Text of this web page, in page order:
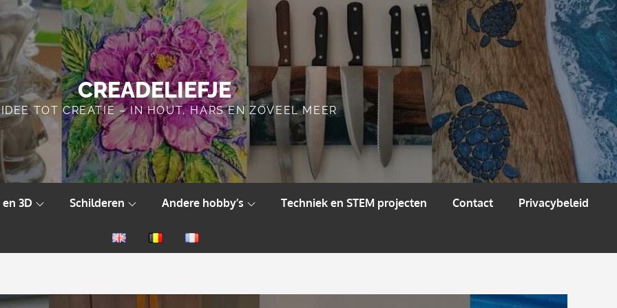
CREADELIEFJE
TOT CREATIE – IN HOUT, HARS EN ZOVEEL MEER
en 3D Schilderen Andere hobby’s Techniek en STEM projecten Contact Privacybeleid
EnglishNederlandsFrançais